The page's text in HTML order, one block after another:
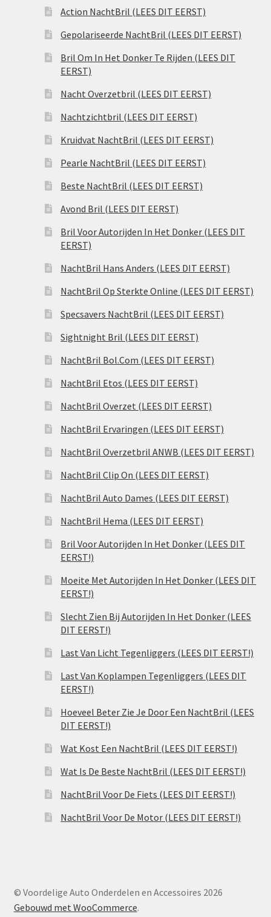
Action NachtBril (LEES DIT EERST)
Gepolariseerde NachtBril (LEES DIT EERST)
Bril Om In Het Donker Te Rijden (LEES DIT
EERST)
Nacht Overzetbril (LEES DIT EERST)
Nachtzichtbril (LEES DIT EERST)
Kruidvat NachtBril (LEES DIT EERST)
Pearle NachtBril (LEES DIT EERST)
Beste NachtBril (LEES DIT EERST)
Avond Bril (LEES DIT EERST)
Bril Voor Autorijden In Het Donker (LEES DIT
EERST)
NachtBril Hans Anders (LEES DIT EERST)
NachtBril Op Sterkte Online (LEES DIT EERST)
Specsavers NachtBril (LEES DIT EERST)
Sightnight Bril (LEES DIT EERST)
NachtBril Bol.Com (LEES DIT EERST)
NachtBril Etos (LEES DIT EERST)
NachtBril Overzet (LEES DIT EERST)
NachtBril Ervaringen (LEES DIT EERST)
NachtBril Overzetbril ANWB (LEES DIT EERST)
NachtBril Clip On (LEES DIT EERST)
NachtBril Auto Dames (LEES DIT EERST)
NachtBril Hema (LEES DIT EERST)
Bril Voor Autorijden In Het Donker (LEES DIT
EERST!)
Moeite Met Autorijden In Het Donker (LEES DIT
EERST!)
Slecht Zien Bij Autorijden In Het Donker (LEES
DIT EERST!)
Last Van Licht Tegenliggers (LEES DIT EERST!)
Last Van Koplampen Tegenliggers (LEES DIT
EERST!)
Hoeveel Beter Zie Je Door Een NachtBril (LEES
DIT EERST!)
Wat Kost Een NachtBril (LEES DIT EERST!)
Wat Is De Beste NachtBril (LEES DIT EERST!)
NachtBril Voor De Fiets (LEES DIT EERST!)
NachtBril Voor De Motor (LEES DIT EERST!)
© Voordelige Auto Onderdelen en Accessoires 2026
Gebouwd met WooCommerce.